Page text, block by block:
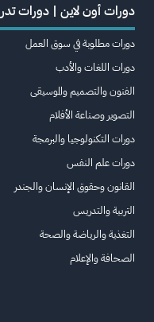
دورات أون لاين | دورات
دورات مطلوبة في سوق العمل
دورات اللغات والأدب
الفنون والتصميم والموسيقى
التصوير وصناعة الأفلام
دورات التكنولوجيا والبرمجة
دورات علم النفس
القانون وحقوق الإنسان والجندر
التربية والتدريس
التغذية والرياضة والصحة
الصحافة والإعلام